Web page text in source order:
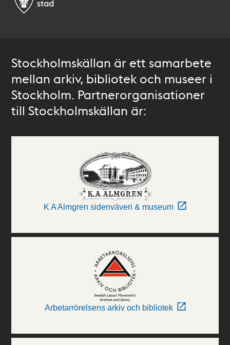
Stockholmskällan är ett samarbete
mellan arkiv, bibliotek och museer i
Stockholm. Partnerorganisationer
till Stockholmskällan är:
K A Almgren sidenväveri & museum
Arbetarrörelsens arkiv och bibliotek